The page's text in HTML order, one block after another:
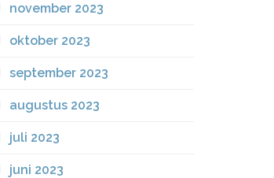
november 2023
oktober 2023
september 2023
augustus 2023
juli 2023
juni 2023